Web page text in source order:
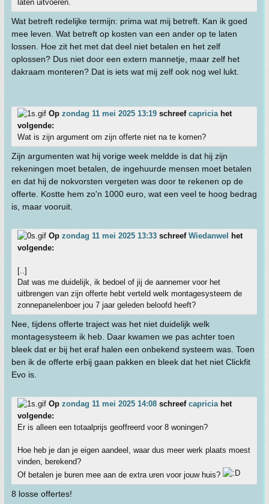
laten uitvoeren.
Wat betreft redelijke termijn: prima wat mij betreft. Kan ik goed
mee leven. Wat betreft op kosten van een ander op te laten
lossen. Hoe zit het met dat deel niet betalen en het zelf
oplossen? Dus niet door een extern mannetje, maar zelf het
dakraam monteren? Dat is iets wat mij zelf ook nog wel lukt.
Op zondag 11 mei 2025 13:19 schreef capricia het
volgende:
Wat is zijn argument om zijn offerte niet na te komen?
Zijn argumenten wat hij vorige week meldde is dat hij zijn
rekeningen moet betalen, de ingehuurde mensen moet betalen
en dat hij de nokvorsten vergeten was door te rekenen op de
offerte. Kostte hem zo'n 1000 euro, wat een veel te hoog bedrag
is, maar vooruit.
Op zondag 11 mei 2025 13:33 schreef Wiedanwel
het
volgende:
[..]
Dat was me duidelijk, ik bedoel of jij de aannemer voor het
uitbrengen van zijn offerte hebt verteld welk montagesysteem de
zonnepanelenboer jou 7 jaar geleden beloofd heeft?
Nee, tijdens offerte traject was het niet duidelijk welk
montagesysteem ik heb. Daar kwamen we pas achter toen
bleek dat er bij het eraf halen een onbekend systeem was. Toen
ben ik de offerte erbij gaan pakken en bleek dat het niet Clickfit
Evo is.
Op zondag 11 mei 2025 14:08 schreef capricia het
volgende:
Er is alleen een totaalprijs geoffreerd voor 8 woningen?
Hoe heb je dan je eigen aandeel, waar dus meer werk plaats moest
vinden, berekend?
Of betalen je buren mee aan de extra uren voor jouw huis?
8 losse offertes!